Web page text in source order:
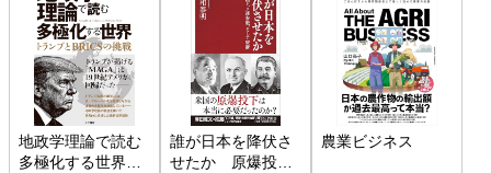
地政学理論で読む
多極化する世界：
誰が日本を降伏さ
せたか 原爆投
農業ビジネス